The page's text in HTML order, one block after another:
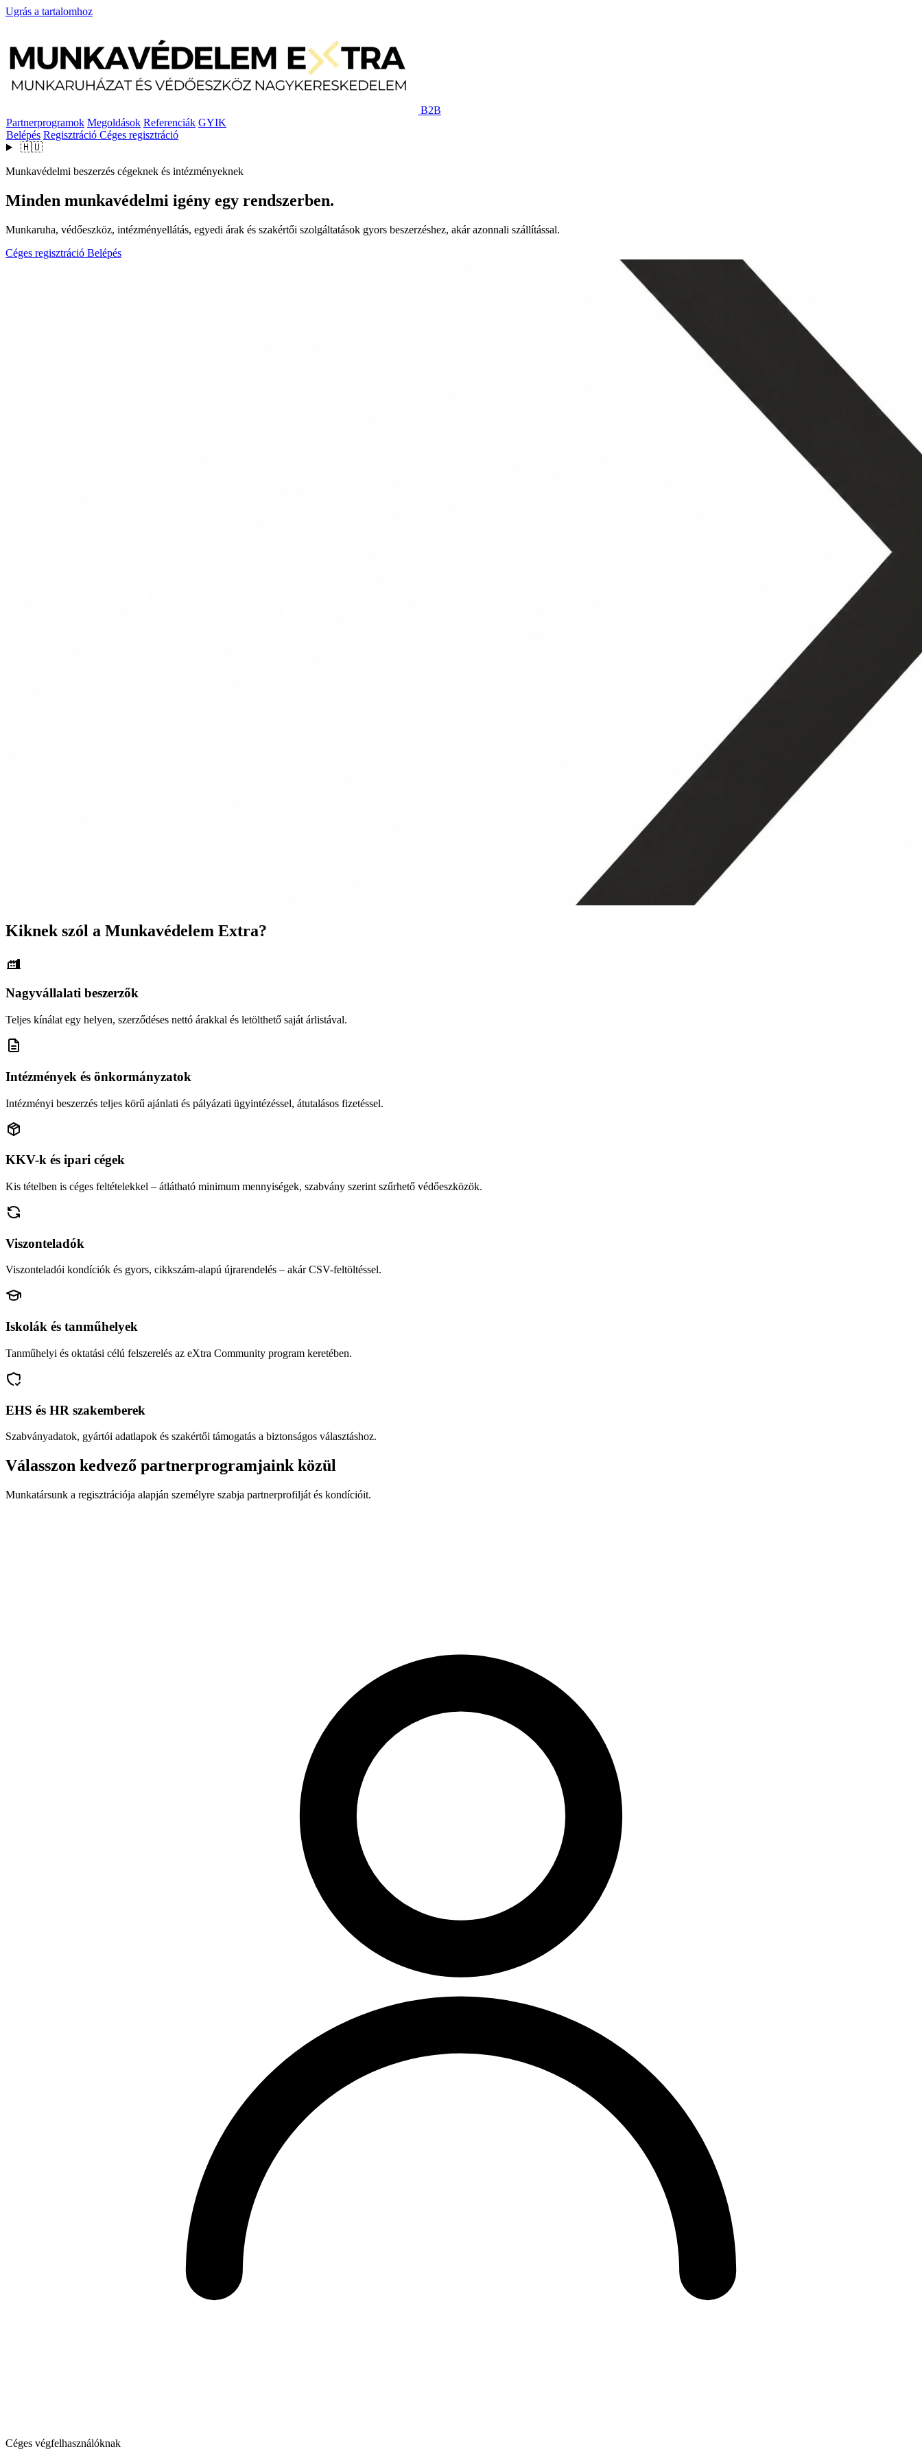
Ugrás a tartalomhoz
B2B
Partnerprogramok Megoldások Referenciák GYIK
Belépés Regisztráció Céges regisztráció
🇭🇺
Munkavédelmi beszerzés cégeknek és intézményeknek
Minden munkavédelmi igény egy rendszerben.
Munkaruha, védőeszköz, intézményellátás, egyedi árak és szakértői szolgáltatások gyors beszerzéshez, akár azonnali szállítással.
Céges regisztráció Belépés
Kiknek szól a Munkavédelem Extra?
Nagyvállalati beszerzők
Teljes kínálat egy helyen, szerződéses nettó árakkal és letölthető saját árlistával.
Intézmények és önkormányzatok
Intézményi beszerzés teljes körű ajánlati és pályázati ügyintézéssel, átutalásos fizetéssel.
KKV-k és ipari cégek
Kis tételben is céges feltételekkel – átlátható minimum mennyiségek, szabvány szerint szűrhető védőeszközök.
Viszonteladók
Viszonteladói kondíciók és gyors, cikkszám-alapú újrarendelés – akár CSV-feltöltéssel.
Iskolák és tanműhelyek
Tanműhelyi és oktatási célú felszerelés az eXtra Community program keretében.
EHS és HR szakemberek
Szabványadatok, gyártói adatlapok és szakértői támogatás a biztonságos választáshoz.
Válasszon kedvező partnerprogramjaink közül
Munkatársunk a regisztrációja alapján személyre szabja partnerprofilját és kondícióit.
Céges végfelhasználóknak